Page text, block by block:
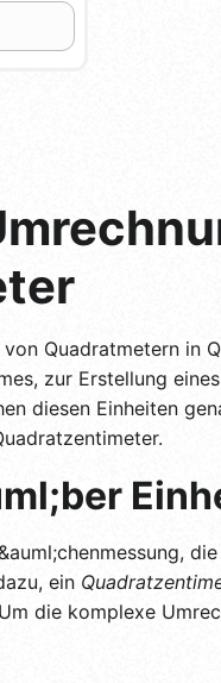
Quadratmetern
zur Erstellung
diesen Einheiten
ein
die komplexe